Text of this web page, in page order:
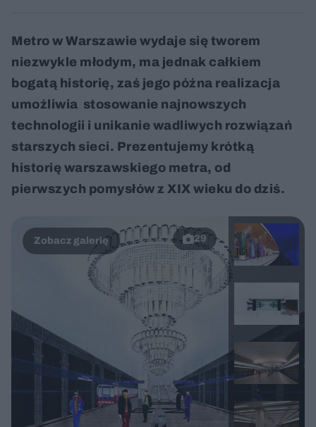
Metro w Warszawie wydaje się tworem
niezwykle młodym, ma jednak całkiem
bogatą historię, zaś jego późna realizacja
umożliwia stosowanie najnowszych
technologii i unikanie wadliwych rozwiązań
starszych sieci. Prezentujemy krótką
historię warszawskiego metra, od
pierwszych pomysłów z XIX wieku do dziś.
29